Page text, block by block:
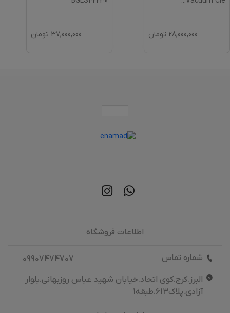
28,000,000 تومان 37,000,000 تومان
اطلاعات فروشگاه
شماره تماس
09907474707
البرز.کرج.کوی اتحاد.خیابان شهید عباس روزبهانی.بلوار
آزادی.پلاک613.طبقه1